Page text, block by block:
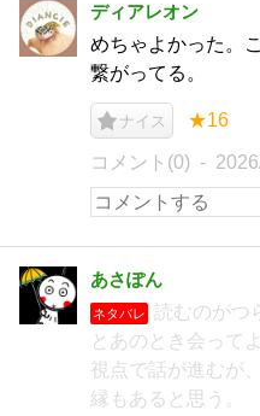
ディアレオン
めちゃよかった。
繋がってる。
ナイス ★16
コメント(0)
あさぽん
ネタバレ
読むのがつ
とあのとき会って
視点で話が進むが
縁もあると思う。